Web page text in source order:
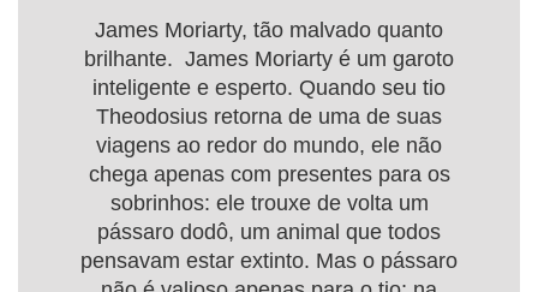
James Moriarty, tão malvado quanto
brilhante. James Moriarty é um garoto
inteligente e esperto. Quando seu tio
Theodosius retorna de uma de suas
viagens ao redor do mundo, ele não
chega apenas com presentes para os
sobrinhos: ele trouxe de volta um
pássaro dodô, um animal que todos
pensavam estar extinto. Mas o pássaro